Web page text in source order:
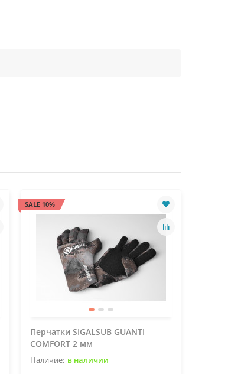
SALE 10%
Перчатки SIGALSUB GUANTI
COMFORT 2 мм
в наличии